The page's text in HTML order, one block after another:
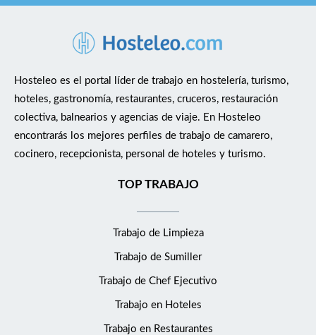
Hosteleo es el portal líder de trabajo en hostelería, turismo,
hoteles, gastronomía, restaurantes, cruceros, restauración
colectiva, balnearios y agencias de viaje. En Hosteleo
encontrarás los mejores perfiles de trabajo de camarero,
cocinero, recepcionista, personal de hoteles y turismo.
TOP TRABAJO
Trabajo de Limpieza
Trabajo de Sumiller
Trabajo de Chef Ejecutivo
Trabajo en Hoteles
Trabajo en Restaurantes